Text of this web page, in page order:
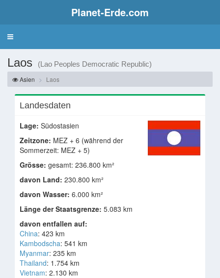
Planet-Erde.com
Laos
(Lao Peoples Democratic Republic)
Asien
Laos
Landesdaten
Lage: Südostasien
Zeitzone: MEZ + 6 (während der
Sommerzeit: MEZ + 5)
Grösse: gesamt: 236.800 km²
davon Land: 230.800 km²
davon Wasser: 6.000 km²
Länge der Staatsgrenze: 5.083 km
davon entfallen auf:
China: 423 km
Kambodscha: 541 km
Myanmar: 235 km
Thailand: 1.754 km
Vietnam: 2.130 km